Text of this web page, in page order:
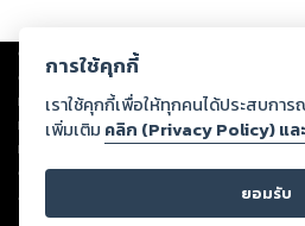
Copyright © 2026
ต่อผลงานหรือเนื้อหาใดที่อัปโหลดผ่านเว็บไซต์
ทรัพย์สินทางปัญญาของบุคคลอื่นหรือขัดต่อก
ทุกท่านโปรดใช้วิจารณญาณในการกลั่นกรองด้
หนึ่งส่วนใดขัดต่อกฎหมายและศีลธรรม กรุณาแ
ดำเนินการในทันที ทั้งนี้ ทางสตอรี่ล็อกขอส
ลิขสิทธิ์ พ.ศ. 2537 (ฉบับล่าสุด)
การใช้คุกกี้
เราใช้คุกกี้เพื่อให้ทุกคนได้ประสบกา
เพิ่มเติม คลิก (Privacy Policy) แ
ยอมรับ